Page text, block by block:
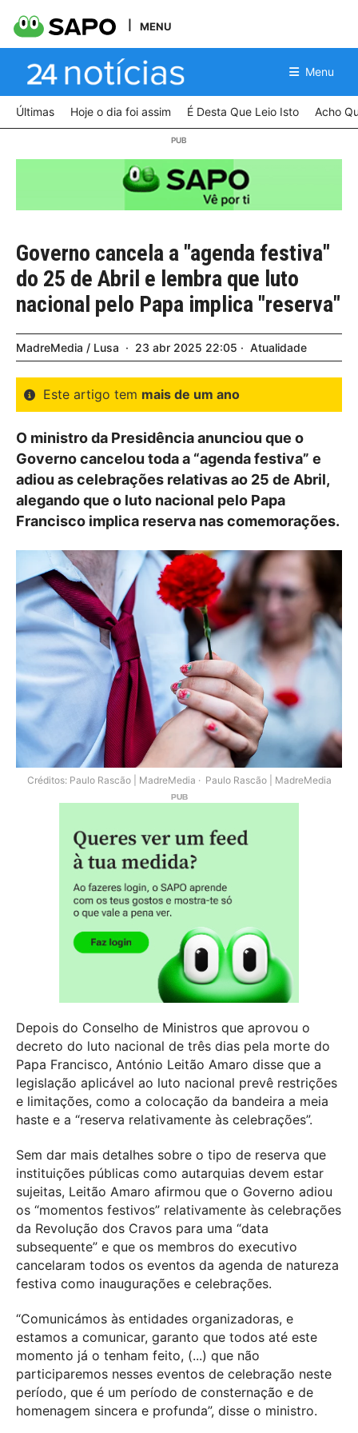
MENU
Menu
Últimas Hoje o dia foi assim É Desta Que Leio Isto Acho
Governo cancela a "agenda festiva"
do 25 de Abril e lembra que luto
nacional pelo Papa implica "reserva"
MadreMedia / Lusa 23 abr 2025 22:05 Atualidade
Este artigo tem mais de um ano
O ministro da Presidência anunciou que o
Governo cancelou toda a “agenda festiva” e
adiou as celebrações relativas ao 25 de Abril,
alegando que o luto nacional pelo Papa
Francisco implica reserva nas comemorações.
Créditos: Paulo Rascão | MadreMedia Paulo Rascão | MadreMedia
Depois do Conselho de Ministros que aprovou o
decreto do luto nacional de três dias pela morte do
Papa Francisco, António Leitão Amaro disse que a
legislação aplicável ao luto nacional prevê restrições
e limitações, como a colocação da bandeira a meia
haste e a “reserva relativamente às celebrações”.
Sem dar mais detalhes sobre o tipo de reserva que
instituições públicas como autarquias devem estar
sujeitas, Leitão Amaro afirmou que o Governo adiou
os “momentos festivos” relativamente às celebrações
da Revolução dos Cravos para uma “data
subsequente” e que os membros do executivo
cancelaram todos os eventos da agenda de natureza
festiva como inaugurações e celebrações.
“Comunicámos às entidades organizadoras, e
estamos a comunicar, garanto que todos até este
momento já o tenham feito, (...) que não
participaremos nesses eventos de celebração neste
período, que é um período de consternação e de
homenagem sincera e profunda”, disse o ministro.